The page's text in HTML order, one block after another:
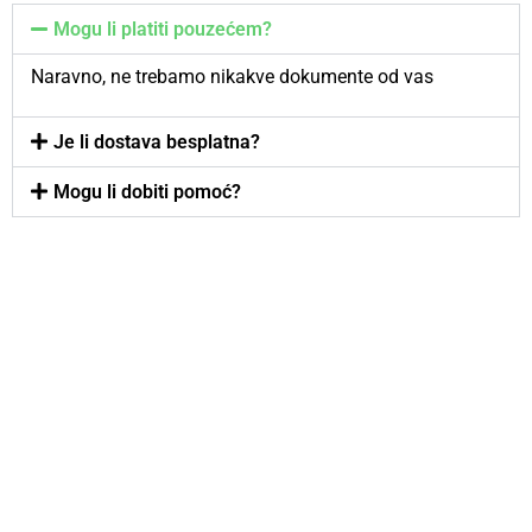
Mogu li platiti pouzećem?
Naravno, ne trebamo nikakve dokumente od vas
Je li dostava besplatna?
Mogu li dobiti pomoć?